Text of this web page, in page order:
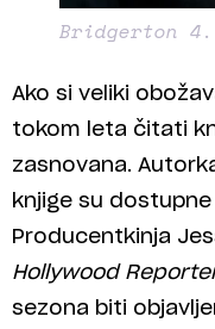
Bridgerton 4.
Ako si veliki
tokom leta čitati
zasnovana.
knjige su
Producentkinja
Hollywood
sezona biti